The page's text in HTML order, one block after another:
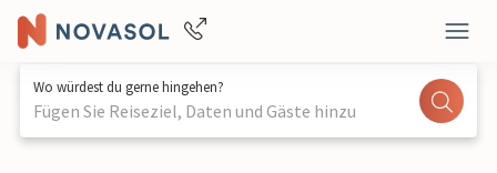
Wo würdest du gerne hingehen?
Fügen Sie Reiseziel, Daten und Gäste hinzu
1 / 24